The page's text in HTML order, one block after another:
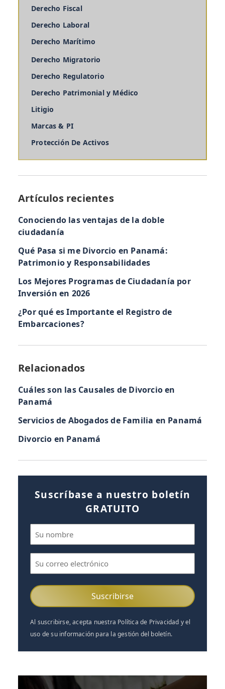
Derecho Fiscal
Derecho Laboral
Derecho Marítimo
Derecho Migratorio
Derecho Regulatorio
Derecho Patrimonial y Médico
Litigio
Marcas & PI
Protección De Activos
Artículos recientes
Conociendo las ventajas de la doble
ciudadanía
Qué Pasa si me Divorcio en Panamá:
Patrimonio y Responsabilidades
Los Mejores Programas de Ciudadanía por
Inversión en 2026
¿Por qué es Importante el Registro de
Embarcaciones?
Relacionados
Cuáles son las Causales de Divorcio en
Panamá
Servicios de Abogados de Familia en Panamá
Divorcio en Panamá
Suscríbase a nuestro boletín
GRATUITO
electrónico
(Obligatorio)
Al suscribirse, acepta nuestra Política de Privacidad y el
uso de su información para la gestión del boletín.